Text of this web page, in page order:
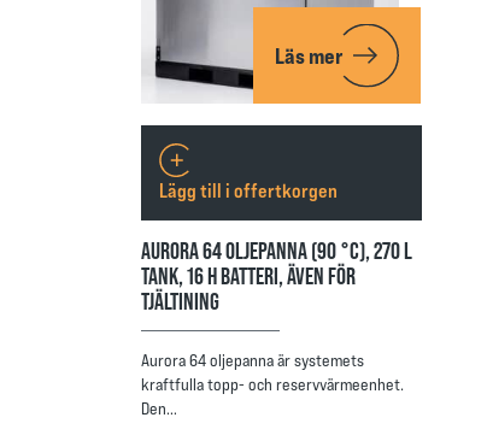
Läs mer
AURORA 64 OLJEPANNA (90 °C), 270 L
TANK, 16 H BATTERI, ÄVEN FÖR
TJÄLTINING
Aurora 64 oljepanna är systemets
kraftfulla topp- och reservvärmeenhet.
Den…
Lägg till i offertkorgen